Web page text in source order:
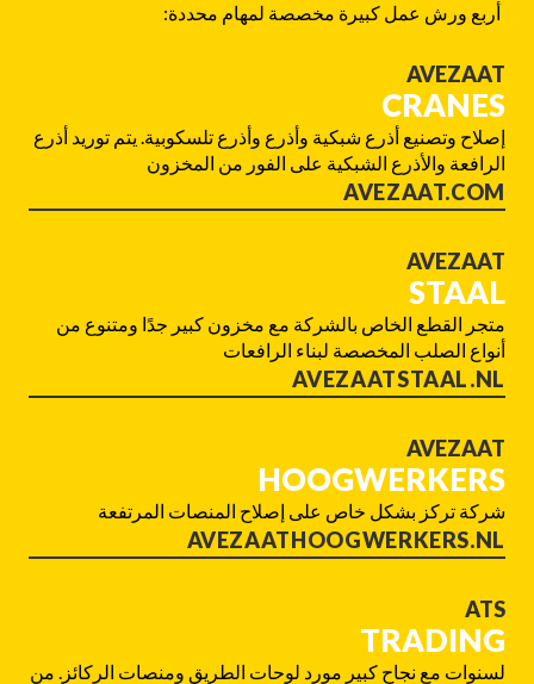
أربع ورش عمل كبيرة مخصصة لمهام محددة:
AVEZAAT
CRANES
إصلاح وتصنيع أذرع شبكية وأذرع وأذرع تلسكوبية. يتم توريد أذرع
الرافعة والأذرع الشبكية على الفور من المخزون
AVEZAAT.COM
AVEZAAT
STAAL
متجر القطع الخاص بالشركة مع مخزون كبير جدًا ومتنوع من
أنواع الصلب المخصصة لبناء الرافعات
AVEZAATSTAAL.NL
AVEZAAT
HOOGWERKERS
شركة تركز بشكل خاص على إصلاح المنصات المرتفعة
AVEZAATHOOGWERKERS.NL
ATS
TRADING
لسنوات مع نجاح كبير مورد لوحات الطريق ومنصات الركائز. من